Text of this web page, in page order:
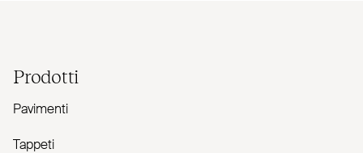
Prodotti
Pavimenti
Tappeti